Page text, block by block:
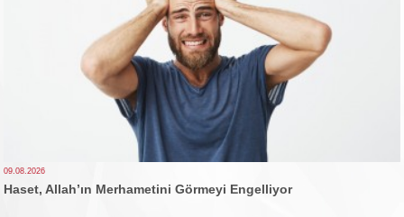
09.08.2026
Haset, Allah’ın Merhametini Görmeyi Engelliyor